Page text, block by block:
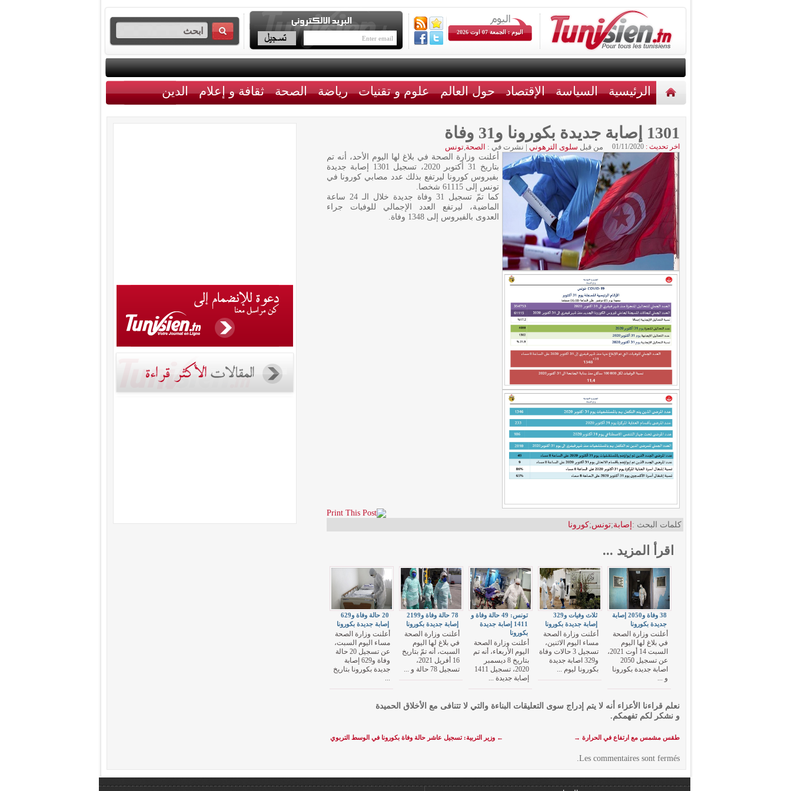
اليوم : الجمعة 07 اوت 2026
الرئيسية السياسة الإقتصاد حول العالم علوم و تقنيات رياضة الصحة ثقافة و إعلام الدين
1301 إصابة جديدة بكورونا و31 وفاة
اخر تحديث : 01/11/2020 من قبل سلوى الترهوني | نشرت في : الصحة,تونس
أعلنت وزارة الصحة في بلاغ لها اليوم الأحد، أنه تم
بتاريخ 31 أكتوبر 2020، تسجيل 1301 إصابة جديدة
بفيروس كورونا ليرتفع بذلك عدد مصابي كورونا في
تونس إلى 61115 شخصا.
كما تمّ تسجيل 31 وفاة جديدة خلال الـ 24 ساعة
الماضية، ليرتفع العدد الإجمالي للوفيات جراء
العدوى بالفيروس إلى 1348 وفاة.
كلمات البحث : إصابة;تونس;كورونا
اقرأ المزيد ...
20 حالة وفاة و629
إصابة جديدة بكورونا
أعلنت وزارة الصحة
مساء اليوم السبت،
عن تسجيل 20 حالة
وفاة و629 إصابة
جديدة بكورونا بتاريخ
...
78 حالة وفاة و2199
إصابة جديدة بكورونا
أعلنت وزارة الصحة
في بلاغ لها اليوم
السبت، أنه تمّ بتاريخ
16 أفريل 2021،
تسجيل 78 حالة و ...
تونس: 49 حالة وفاة و
1411 إصابة جديدة
بكورونا
أعلنت وزارة الصحة
اليوم الأربعاء، أنه تم
بتاريخ 8 ديسمبر
2020، تسجيل 1411
إصابة جديدة ...
ثلاث وفيات و329
إصابة جديدة بكورونا
أعلنت وزارة الصحة
مساء اليوم الاثنين،
تسجيل 3 حالات وفاة
و329 اصابة جديدة
بكورونا ليوم ...
38 وفاة و2050 إصابة
جديدة بكورونا
أعلنت وزارة الصحة
في بلاغ لها اليوم
السبت 14 أوت 2021،
عن تسجيل 2050
اصابة جديدة بكورونا
و ...
نعلم قراءنا الأعزاء أنه لا يتم إدراج سوى التعليقات البناءة والتي لا تتنافى مع الأخلاق الحميدة
و نشكر لكم تفهمكم.
← وزير التربية: تسجيل عاشر حالة وفاة بكورونا في الوسط التربوي طقس مشمس مع ارتفاع في الحرارة →
Les commentaires sont fermés.